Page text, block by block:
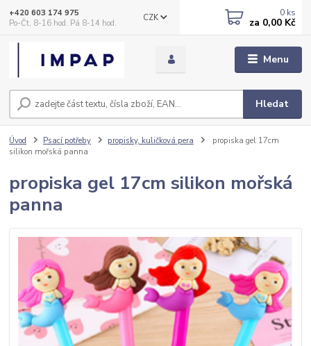
Menu
CZK
Hledat
+420 603 174 975
Po-Čt, 8-16 hod. Pá 8-14 hod.
0 ks
za 0,00 Kč
Úvod Psací potřeby propisky, kuličková pera
propiska gel 17cm
silikon mořská panna
propiska gel 17cm silikon mořská
panna